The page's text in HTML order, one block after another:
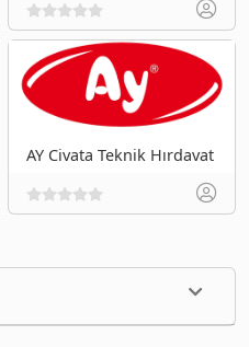
AY Civata Teknik Hırdavat